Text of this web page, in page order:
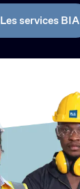
Les services BIA